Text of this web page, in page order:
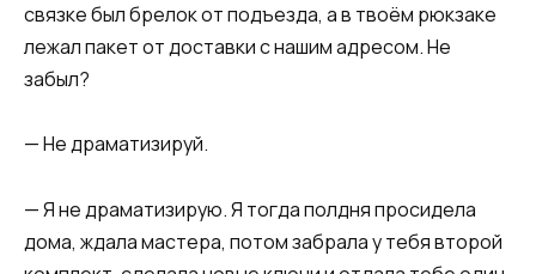
связке был брелок от подъезда, а в твоём рюкзаке
лежал пакет от доставки с нашим адресом. Не
забыл?
— Не драматизируй.
— Я не драматизирую. Я тогда полдня просидела
дома, ждала мастера, потом забрала у тебя второй